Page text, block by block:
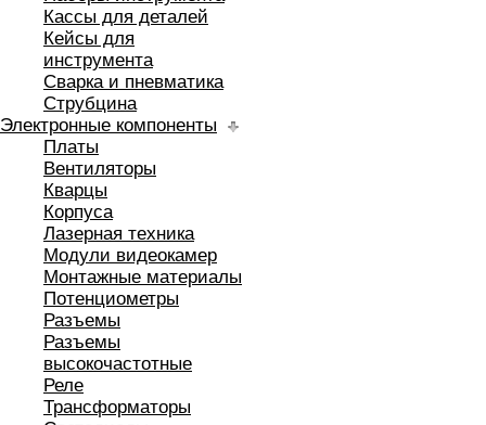
Кассы для деталей
Кейсы для
инструмента
Сварка и пневматика
Струбцина
Электронные компоненты
Платы
Вентиляторы
Кварцы
Корпуса
Лазерная техника
Модули видеокамер
Монтажные материалы
Потенциометры
Разъемы
Разъемы
высокочастотные
Реле
Трансформаторы